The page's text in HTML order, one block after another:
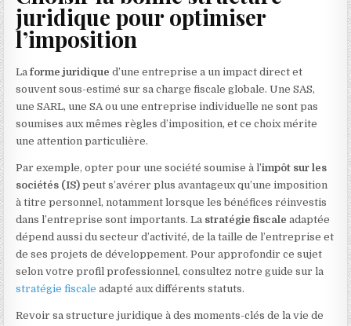
juridique pour optimiser
l’imposition
Laforme juridique d’une entreprise a un impact direct et
souvent sous-estimé sur sa charge fiscale globale. Une SAS,
une SARL, une SA ou une entreprise individuelle ne sont pas
soumises aux mêmes règles d’imposition, et ce choix mérite
une attention particulière.
Par exemple, opter pour une société soumise à l’impôt sur les
sociétés (IS) peut s’avérer plus avantageux qu’une imposition
à titre personnel, notamment lorsque les bénéfices réinvestis
dans l’entreprise sont importants. La stratégie fiscale adaptée
dépend aussi du secteur d’activité, de la taille de l’entreprise et
de ses projets de développement. Pour approfondir ce sujet
selon votre profil professionnel, consultez notre guide sur la
stratégie fiscale adapté aux différents statuts.
Revoir sa structure juridique à des moments-clés de la vie de